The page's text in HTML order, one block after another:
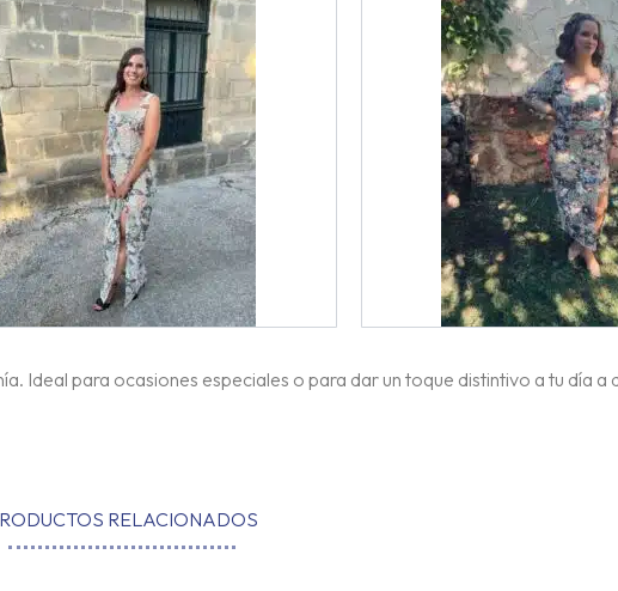
Ideal para ocasiones especiales o para dar un toque distintivo a tu día a
RELACIONADOS